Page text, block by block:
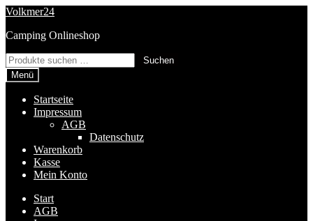
Zur
springen
Zum
springen
Volkmer24
Camping Onlineshop
Suchen
nach:
Suchen
Menü
Startseite
Impressum
AGB
Datenschutz
Warenkorb
Kasse
Mein Konto
Start
AGB